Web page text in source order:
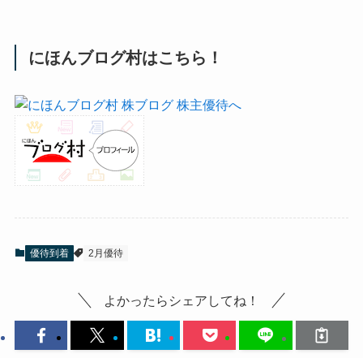
にほんブログ村はこちら！
優待到着 2月優待
よかったらシェアしてね！